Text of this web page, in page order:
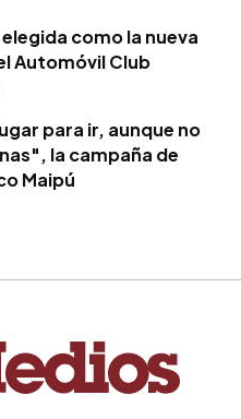
como la nueva
Automóvil Club
para ir, aunque no
la campaña de
Maipú